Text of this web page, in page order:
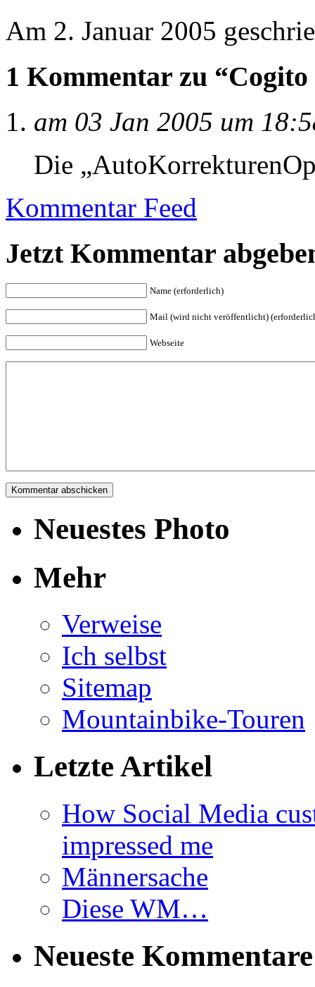
Am 2. Januar 2005
1 Kommentar zu “Cogito
am 03 Jan 2005 um
Die
Kommentar Feed
Jetzt Kommentar
Name (erforderlich)
Mail (wird nicht veröffentlicht)
Webseite
Neuestes Photo
Mehr
Verweise
Ich selbst
Sitemap
Mountainbike-Touren
Letzte Artikel
How Social Media
impressed me
Männersache
Diese WM…
Neueste Kommentare